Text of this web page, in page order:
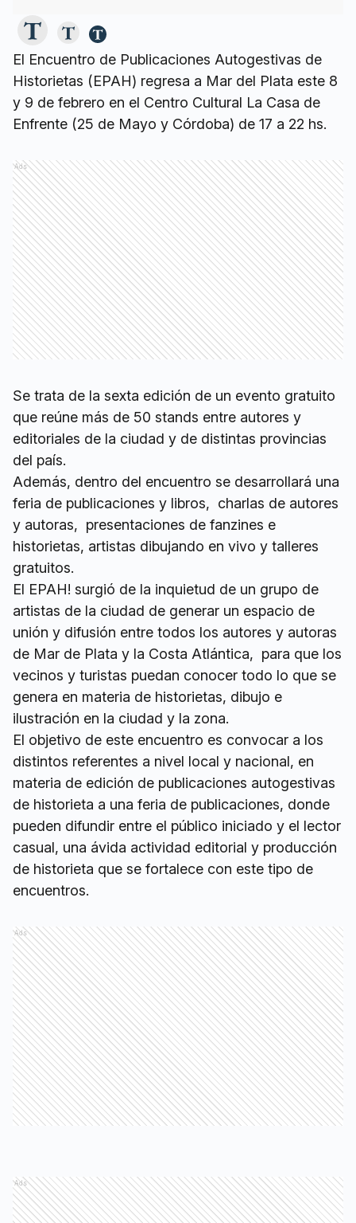
El Encuentro de Publicaciones Autogestivas de
Historietas (EPAH) regresa a Mar del Plata este 8
y 9 de febrero en el Centro Cultural La Casa de
Enfrente (25 de Mayo y Córdoba) de 17 a 22 hs.
Ads
Se trata de la sexta edición de un evento gratuito
que reúne más de 50 stands entre autores y
editoriales de la ciudad y de distintas provincias
del país.
Además, dentro del encuentro se desarrollará una
feria de publicaciones y libros, charlas de autores
y autoras, presentaciones de fanzines e
historietas, artistas dibujando en vivo y talleres
gratuitos.
El EPAH! surgió de la inquietud de un grupo de
artistas de la ciudad de generar un espacio de
unión y difusión entre todos los autores y autoras
de Mar de Plata y la Costa Atlántica, para que los
vecinos y turistas puedan conocer todo lo que se
genera en materia de historietas, dibujo e
ilustración en la ciudad y la zona.
El objetivo de este encuentro es convocar a los
distintos referentes a nivel local y nacional, en
materia de edición de publicaciones autogestivas
de historieta a una feria de publicaciones, donde
pueden difundir entre el público iniciado y el lector
casual, una ávida actividad editorial y producción
de historieta que se fortalece con este tipo de
encuentros.
Ads
Ads